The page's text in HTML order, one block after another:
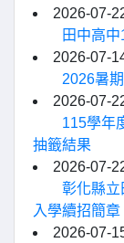
2026-07-
田中高
2026-07-
2026暑
2026-07-
115學年
抽籤結果
2026-07-
彰化縣立
入學續招簡章
2026-07-